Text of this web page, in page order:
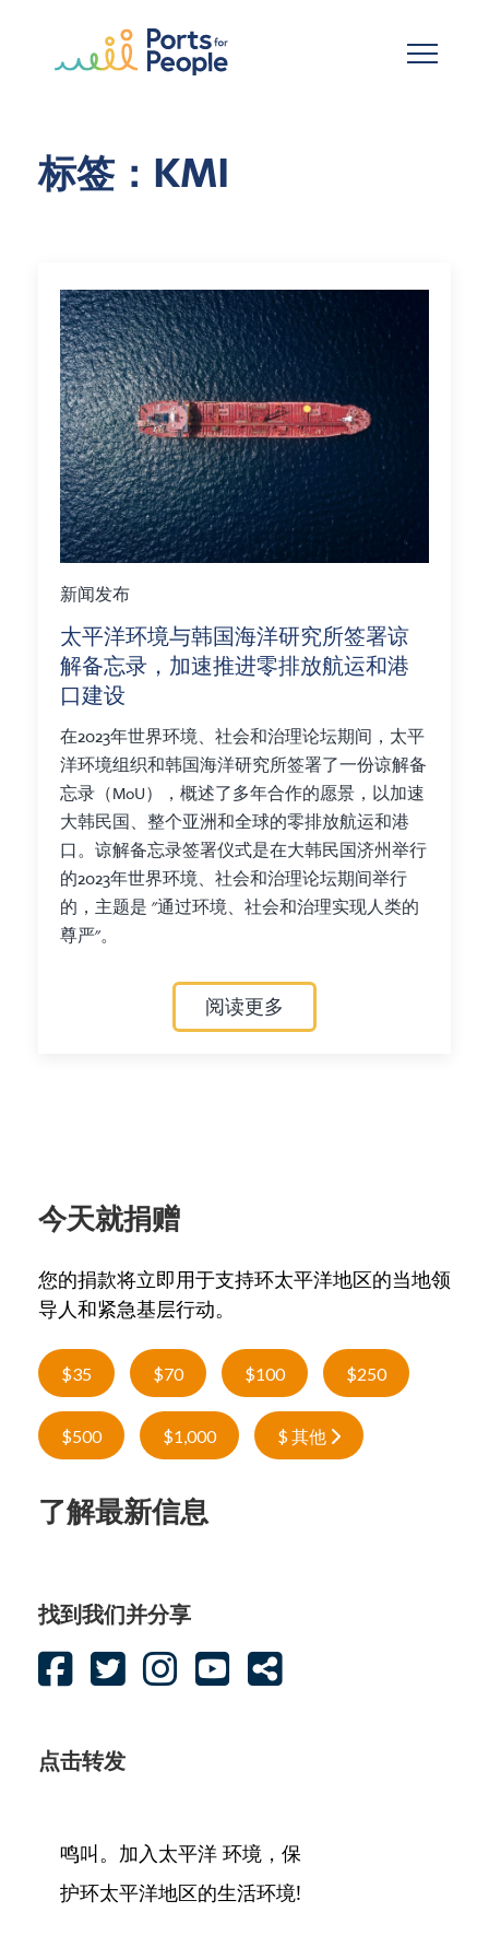
标签：KMI
新闻发布
太平洋环境与韩国海洋研究所签署谅
解备忘录，加速推进零排放航运和港
口建设
在2023年世界环境、社会和治理论坛期间，太平
洋环境组织和韩国海洋研究所签署了一份谅解备
忘录（MoU），概述了多年合作的愿景，以加速
大韩民国、整个亚洲和全球的零排放航运和港
口。谅解备忘录签署仪式是在大韩民国济州举行
的2023年世界环境、社会和治理论坛期间举行
的，主题是 "通过环境、社会和治理实现人类的
尊严"。
阅读更多
今天就捐赠
您的捐款将立即用于支持环太平洋地区的当地领
导人和紧急基层行动。
$35 $70 $100 $250
$500 $1,000 $ 其他
了解最新信息
找到我们并分享
点击转发
鸣叫。加入太平洋 环境，保
护环太平洋地区的生活环境!